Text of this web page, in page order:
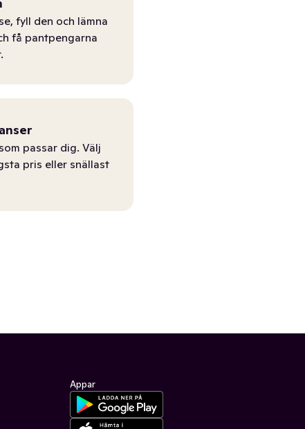
fyll den och lämna
få pantpengarna
passar dig. Välj
pris eller snällast
Appar